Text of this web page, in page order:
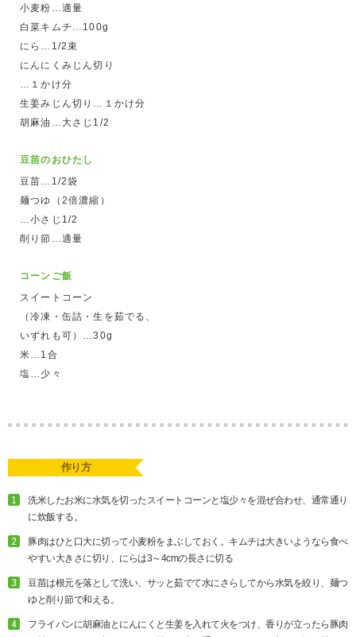
小麦粉…適量
白菜キムチ…100g
にら…1/2束
にんにくみじん切り
…１かけ分
生姜みじん切り…１かけ分
胡麻油…大さじ1/2
豆苗のおひたし
豆苗…1/2袋
麺つゆ（2倍濃縮）
…小さじ1/2
削り節…適量
コーンご飯
スイートコーン
（冷凍・缶詰・生を茹でる、
いずれも可）…30g
米…1合
塩…少々
作り方
洗米したお米に水気を切ったスイートコーンと塩少々を混ぜ合わせ、通常通り
に炊飯する。
豚肉はひと口大に切って小麦粉をまぶしておく。キムチは大きいようなら食べ
やすい大きさに切り、にらは3～4cmの長さに切る
豆苗は根元を落として洗い、サッと茹でて水にさらしてから水気を絞り、麺つ
ゆと削り節で和える。
フライパンに胡麻油とにんにくと生姜を入れて火をつけ、香りが立ったら豚肉